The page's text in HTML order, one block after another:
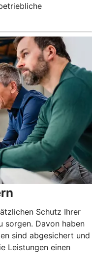
Schutz Ihrer
sorgen. Davon haben
sind abgesichert und
Leistungen einen